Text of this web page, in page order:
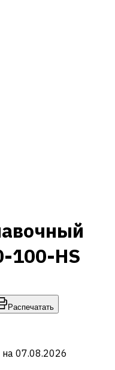
100-HS
Распечатать
07.08.2026